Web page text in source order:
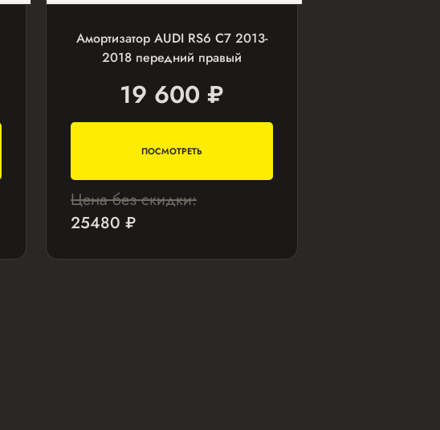
Амортизатор AUDI RS6 С7 2013-
2018 передний правый
19 600 ₽
ПОСМОТРЕТЬ
Цена без скидки:
25480 ₽